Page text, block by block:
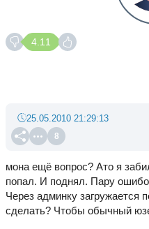
4.11
8
25.05.2010 21:29:13
мона ещё вопрос? Ато я
попал. И поднял. Пару
Через админку загружается
сделать? Чтобы обычный